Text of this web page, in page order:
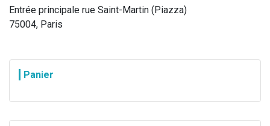
Entrée principale rue Saint-Martin (Piazza)
75004, Paris
Panier